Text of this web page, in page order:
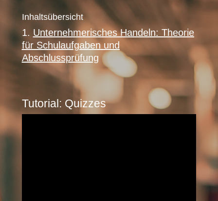
Inhaltsübersicht
Unternehmerisches Handeln: Theorie
für Schulaufgaben und
Abschlussprüfung
Tutorial: Quizzes